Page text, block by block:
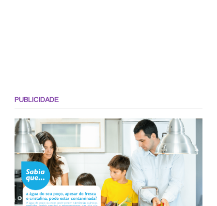
PUBLICIDADE